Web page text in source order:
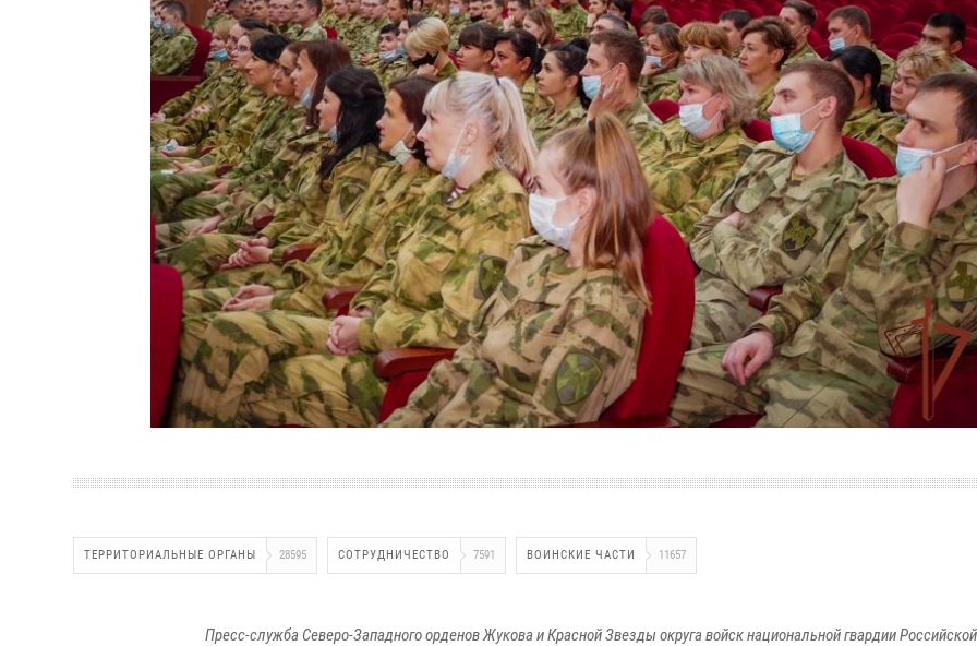
ТЕРРИТОРИАЛЬНЫЕ ОРГАНЫ 28595 СОТРУДНИЧЕСТВО 7591 ВОИНСКИЕ ЧАСТИ 11657
Пресс-служба Северо-Западного орденов Жукова и Красной Звезды округа войск национальной гвардии